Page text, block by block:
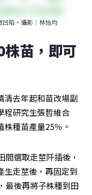
陷。攝影：林怡均
苗，即可
清去年起和苗改場副
程研究生張哲維合
種苗產量25％。
選取走莖阡插後，
生走莖後，再固定到
最後再將子株種到田